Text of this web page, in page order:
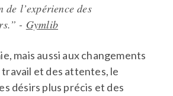
l’expérience des
- Gymlib
mais aussi aux changements
et des attentes, le
désirs plus précis et des